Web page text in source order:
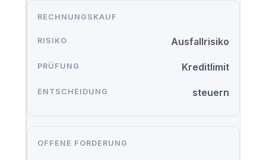
RECHNUNGSKAUF
Ausfallrisiko
Kreditlimit
steuern
OFFENE FORDERUNG